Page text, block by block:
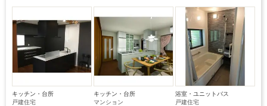
キッチン・台所
戸建住宅
キッチン・台所
マンション
浴室・ユニットバス
戸建住宅